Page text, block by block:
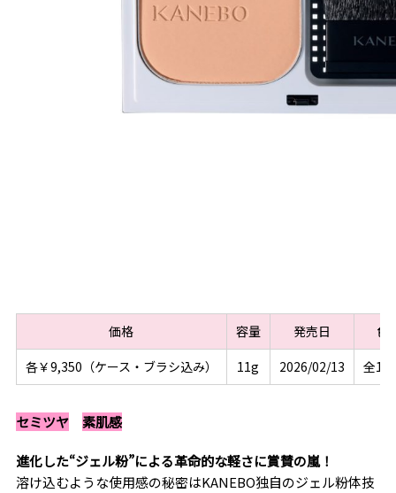
価格 容量 発売日
色
各￥9,350（ケース・ブラシ込み）
11g 2026/02/13 全10
セミツヤ 素肌感
進化した“ジェル粉”による革命的な軽さに賞賛の嵐！
溶け込むような使用感の秘密はKANEBO独自のジェル粉体技